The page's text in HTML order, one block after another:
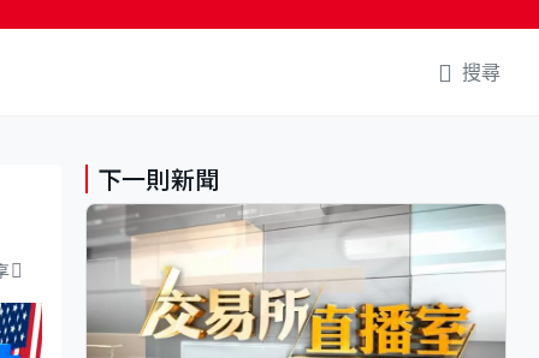
搜尋
下一則新聞